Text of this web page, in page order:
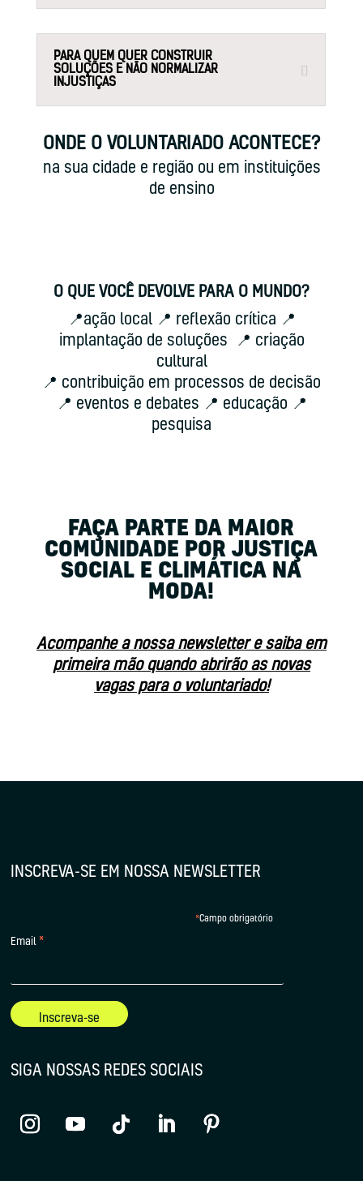
PARA QUEM QUER CONSTRUIR
SOLUÇÕES E NÃO NORMALIZAR
INJUSTIÇAS
ONDE O VOLUNTARIADO ACONTECE?
na sua cidade e região ou em instituições
de ensino
O QUE VOCÊ DEVOLVE PARA O MUNDO?
📍ação local 📍 reflexão crítica 📍
implantação de soluções 📍 criação
cultural
📍 contribuição em processos de decisão
📍 eventos e debates 📍 educação 📍
pesquisa
FAÇA PARTE DA MAIOR
COMUNIDADE POR JUSTIÇA
SOCIAL E CLIMÁTICA NA
MODA!
Acompanhe a nossa newsletter e saiba em
primeira mão quando abrirão as novas
vagas para o voluntariado!
INSCREVA-SE EM NOSSA NEWSLETTER
*Campo obrigatório
Email *
SIGA NOSSAS REDES SOCIAIS